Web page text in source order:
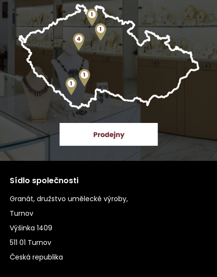
Sídlo společnosti
Granát, družstvo umělecké výroby,
Turnov
Výšinka 1409
511 01 Turnov
Česká republika